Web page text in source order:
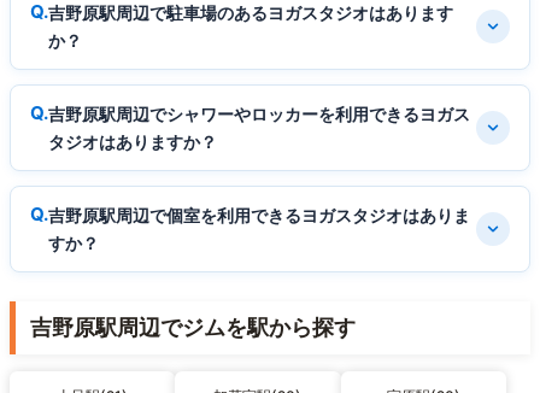
吉野原駅周辺で駐車場のあるヨガスタジオはあります
か？
吉野原駅周辺でシャワーやロッカーを利用できるヨガス
タジオはありますか？
吉野原駅周辺で個室を利用できるヨガスタジオはありま
すか？
吉野原駅周辺でジムを駅から探す